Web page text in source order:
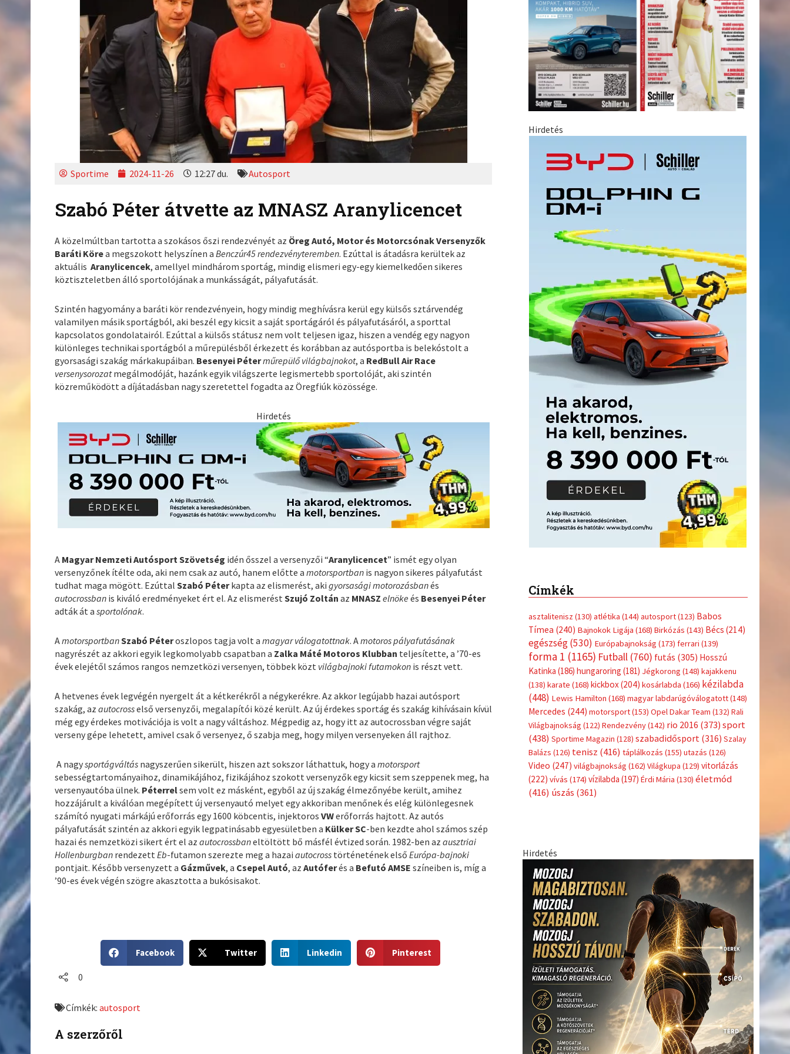
Sportime 2024-11-26 12:27 du. Autosport
Szabó Péter átvette az MNASZ Aranylicencet
A közelmúltban tartotta a szokásos őszi rendezvényét az Öreg Autó, Motor és Motorcsónak Versenyzők
Baráti Körea megszokott helyszínen aBenczúr45 rendezvényteremben. Ezúttal is átadásra kerültek az
aktuálisAranylicencek, amellyel mindhárom sportág, mindig elismeri egy-egy kiemelkedően sikeres
köztiszteletben álló sportolójának a munkásságát, pályafutását.
Szintén hagyomány a baráti kör rendezvényein, hogy mindig meghívásra kerül egy külsős sztárvendég
valamilyen másik sportágból, aki beszél egy kicsit a saját sportágáról és pályafutásáról, a sporttal
kapcsolatos gondolatairól. Ezúttal a külsős státusz nem volt teljesen igaz, hiszen a vendég egy nagyon
különleges technikai sportágból a műrepülésből érkezett és korábban az autósportba is belekóstolt a
gyorsasági szakág márkakupáiban. Besenyei Péterműrepülő világbajnokot, a RedBull Air Race
versenysorozatmegálmodóját, hazánk egyik világszerte legismertebb sportolóját, aki szintén
közreműködött a díjátadásban nagy szeretettel fogadta az Öregfiúk közössége.
Hirdetés
A Magyar Nemzeti Autósport Szövetség idén ősszel a versenyzői “Aranylicencet” ismét egy olyan
versenyzőnek ítélte oda, aki nem csak az autó, hanem előtte amotorsportban is nagyon sikeres pályafutást
tudhat maga mögött. EzúttalSzabó Péterkapta az elismerést, akigyorsasági motorozásbanés
autocrossban is kiváló eredményeket ért el. Az elismeréstSzujó Zoltán az MNASZ elnöke és Besenyei Péter
adták át asportolónak.
AmotorsportbanSzabó Péteroszlopos tagja volt amagyar válogatottnak. Amotoros pályafutásának
nagyrészét az akkori egyik legkomolyabb csapatban a Zalka Máté Motoros Klubban teljesítette, a ’70-es
évek elejétől számos rangos nemzetközi versenyen, többek közt világbajnoki futamokon is részt vett.
A hetvenes évek legvégén nyergelt át a kétkerékről a négykerékre. Az akkor legújabb hazai autósport
szakág, azautocrosselső versenyzői, megalapítói közé került. Az új érdekes sportág és szakág kihívásain kívül
még egy érdekes motivációja is volt a nagy váltáshoz. Mégpedig az, hogy itt az autocrossban végre saját
verseny gépe lehetett, amivel csak ő versenyez, ő szabja meg, hogy milyen versenyeken áll rajthoz.
A nagysportágváltás nagyszerűen sikerült, hiszen azt sokszor láthattuk, hogy amotorsport
sebességtartományaihoz, dinamikájához, fizikájához szokott versenyzők egy kicsit sem szeppenek meg, ha
versenyautóba ülnek. Péterrelsem volt ez másként, egyből az új szakág élmezőnyébe került, amihez
hozzájárult a kiválóan megépített új versenyautó melyet egy akkoriban menőnek és elég különlegesnek
számító nyugati márkájú erőforrás egy 1600 köbcentis, injektorosVWerőforrás hajtott. Az autós
pályafutását szintén az akkori egyik legpatinásabb egyesületben a Külker SC-ben kezdte ahol számos szép
hazai és nemzetközi sikert ért el azautocrossbaneltöltött bő másfél évtized során. 1982-ben azausztriai
Hollenburgban rendezettEb-futamon szerezte meg a hazaiautocross történetének elsőEurópa-bajnoki
pontjait. Később versenyzett a Gázművek, a Csepel Autó, azAutóferés a Befutó AMSE színeiben is, míg a
’90-es évek végén szögre akasztotta a bukósisakot.
h
o
f
Facebook
h
Twitter
h
Linkedin
h
Pinterest
0
Címkék:autosport
A szerzőről
Hirdetés
Címkék
asztalitenisz (130) atlétika (144) autosport(123) Babos
Tímea (240) Bajnokok Ligája (168) Birkózás (143) Bécs (214)
egészség(530) Európabajnokság (173) ferrari (139)
forma 1 (1165) Futball(760) futás (305) Hosszú
Katinka (186) hungaroring (181) Jégkorong (148) kajakkenu
(138) karate (168) kickbox(204) kosárlabda (166) kézilabda
(448) Lewis Hamilton (168) magyar labdarúgóválogatott(148)
Mercedes (244) motorsport(153) Opel Dakar Team (132) Rali
Világbajnokság (122) Rendezvény(142) rio 2016 (373) sport
(438) Sportime Magazin (128) szabadidősport (316) Szalay
Balázs (126) tenisz (416) táplálkozás (155) utazás (126)
Video (247) világbajnokság (162) Világkupa (129) vitorlázás
(222) vívás (174) vízilabda (197) Érdi Mária (130) életmód
(416) úszás (361)
Hirdetés